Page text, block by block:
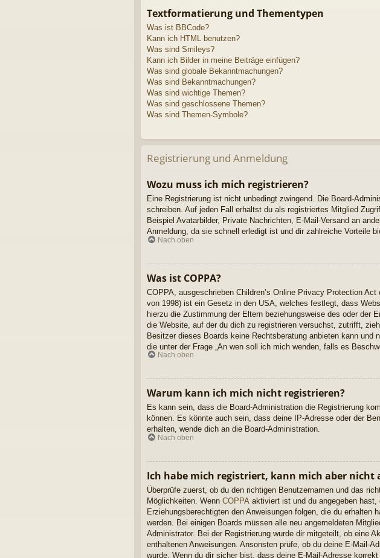
Textformatierung und Thementypen
Was ist BBCode?
Kann ich HTML benutzen?
Was sind Smileys?
Kann ich Bilder in meine Beiträge einfügen?
Was sind globale Bekanntmachungen?
Was sind Bekanntmachungen?
Was sind wichtige Themen?
Was sind geschlossene Themen?
Was sind Themen-Symbole?
Registrierung und Anmeldung
Wozu muss ich mich registrieren?
Eine Registrierung ist nicht unbedingt zwingend. Die Board-
schreiben. Auf jeden Fall erhältst du als registriertes Mitglied
Beispiel Avatarbilder, Private Nachrichten, E-Mail-Versand an
Anmeldung, da sie schnell erledigt ist und dir zahlreiche Vorteile
Nach oben
Was ist COPPA?
COPPA, ausgeschrieben Children’s Online Privacy Protection
von 1998) ist ein Gesetz in den USA, welches festlegt, dass
hierzu die Zustimmung der Eltern beziehungsweise des oder der
die Website, auf der du dich zu registrieren versuchst, zutrifft,
Besitzer dieses Boards keine Rechtsberatung anbieten kann und
die unter der Frage „An wen soll ich mich wenden, falls es
Nach oben
Warum kann ich mich nicht registrieren?
Es kann sein, dass die Board-Administration die Registrierung
können. Es könnte auch sein, dass deine IP-Adresse oder der
erhalten, wende dich an die Board-Administration.
Nach oben
Ich habe mich registriert, kann mich aber nicht
Überprüfe zuerst, ob du den richtigen Benutzernamen und das
Möglichkeiten. Wenn COPPA aktiviert ist und du angegeben
Erziehungsberechtigten den Anweisungen folgen, die du
werden. Bei einigen Boards müssen alle neu angemeldeten
Administrator. Bei der Registrierung wurde dir mitgeteilt, ob eine
enthaltenen Anweisungen. Ansonsten prüfe, ob du deine E-Mail-
wurde. Wenn du dir sicher bist, dass deine E-Mail-Adresse